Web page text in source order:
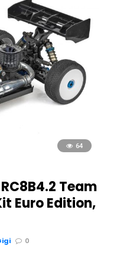
64
Team
Euro Edition,
0